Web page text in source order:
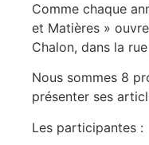
Comme chaque
et Matières »
Chalon, dans la
Nous sommes 8
présenter ses
Les participantes :